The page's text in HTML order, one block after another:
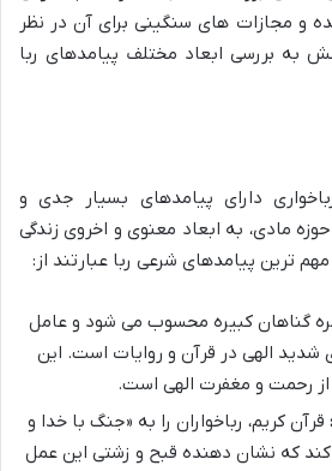
و مجازات های سنگینی برای آن در نظر
به بررسی ابعاد مختلف پیامدهای ربا
دارای پیامدهای بسیار جدی و
مادی، به ابعاد معنوی و اخروی زندگی
ترین پیامدهای شرعی ربا عبارتند از:
گناهان کبیره محسوب می شود و عامل
الهی در قرآن و روایات است. این
رحمت و مغفرت الهی است.
قرآن کریم، رباخواران را به «جنگ با خدا و
که نشان دهنده قبح و زشتی این عمل